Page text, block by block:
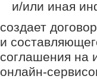
и/или иная
создает
и
соглашения на
онлайн-